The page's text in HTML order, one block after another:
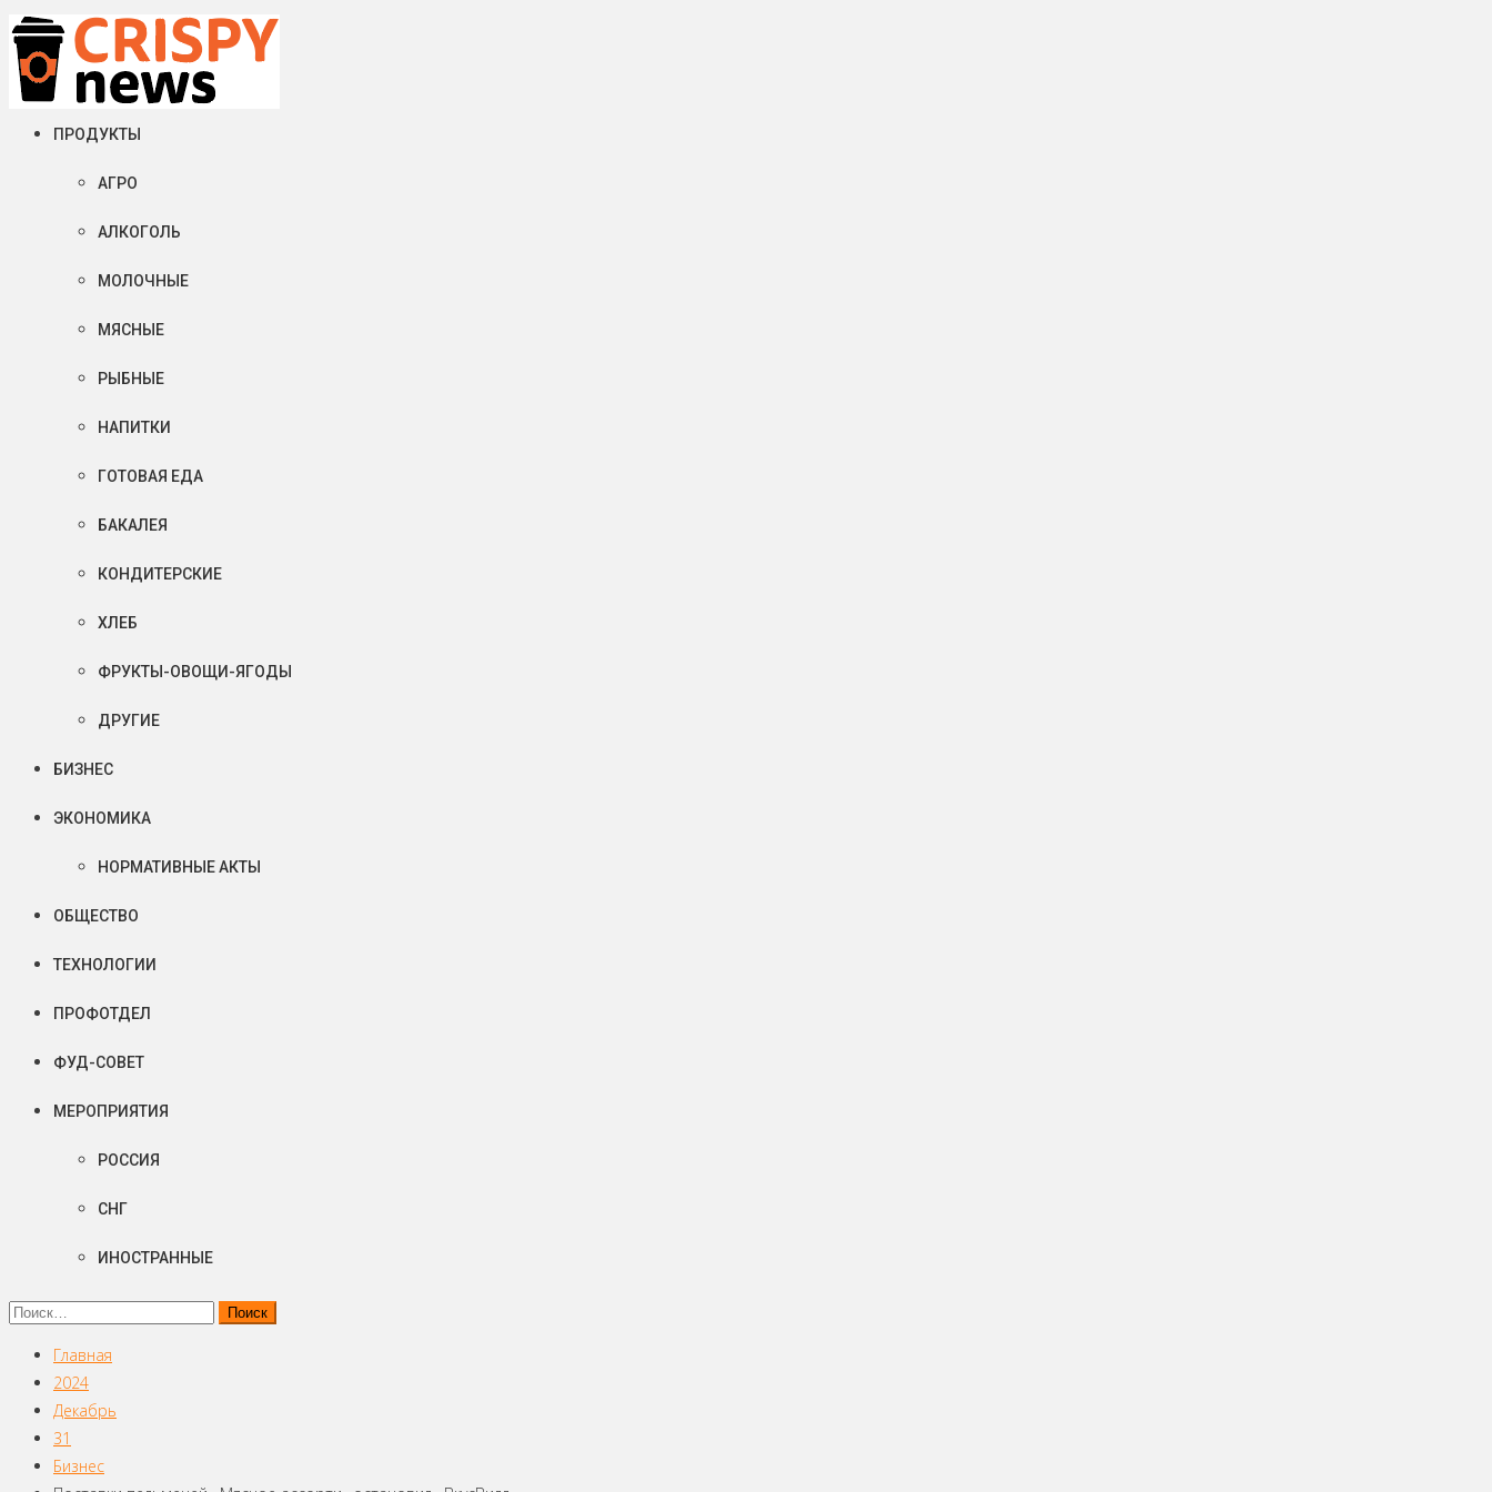
Четверг, 06 августа, 2026
Crispy News/Криспи Ньюс
События и тенденции рынка пищевой промышленности в России и мире
ПРОДУКТЫ
АГРО
АЛКОГОЛЬ
МОЛОЧНЫЕ
МЯСНЫЕ
РЫБНЫЕ
НАПИТКИ
ГОТОВАЯ ЕДА
БАКАЛЕЯ
КОНДИТЕРСКИЕ
ХЛЕБ
ФРУКТЫ-ОВОЩИ-ЯГОДЫ
ДРУГИЕ
БИЗНЕС
ЭКОНОМИКА
НОРМАТИВНЫЕ АКТЫ
ОБЩЕСТВО
ТЕХНОЛОГИИ
ПРОФОТДЕЛ
ФУД-СОВЕТ
МЕРОПРИЯТИЯ
РОССИЯ
СНГ
ИНОСТРАННЫЕ
Найти:
Главная
2024
Декабрь
31
Бизнес